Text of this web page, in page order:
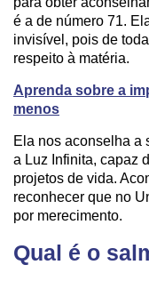
é a de número 71.
invisível, pois de
respeito à matéria.
Aprenda sobre a
menos
Ela nos aconselha a
a Luz Infinita, capaz
projetos de vida.
reconhecer que no
por merecimento.
Qual é o